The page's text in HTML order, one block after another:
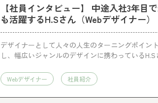
【社員インタビュー】 中途入社3年目
も活躍するH.Sさん（Webデザイナー）
デザイナーとして人々の人生のターニングポイン
し、幅広いジャンルのデザインに携わっている
く魅力を探った。
Webデザイナー 社員紹介